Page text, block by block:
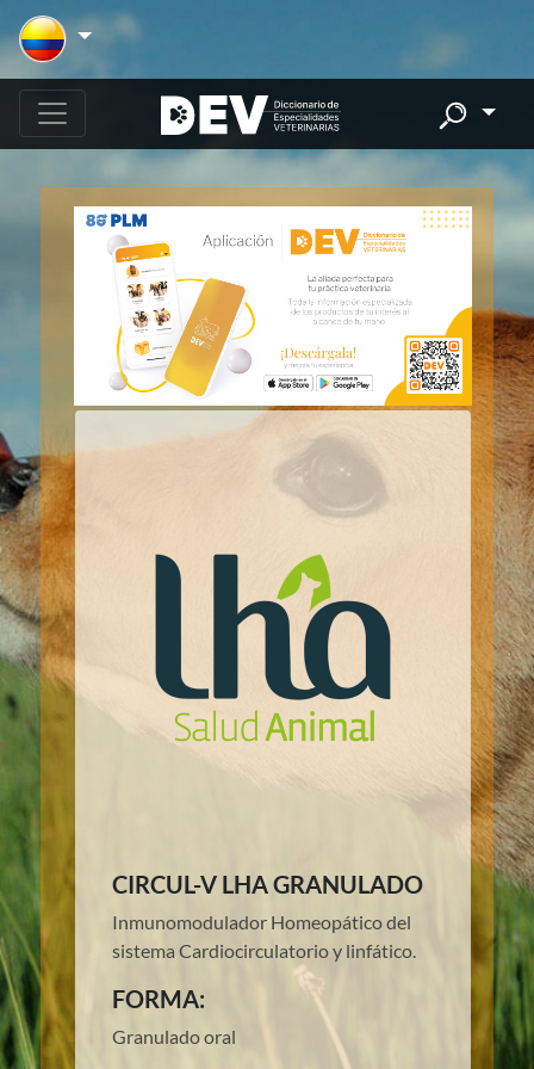
CIRCUL-V LHA GRANULADO
Inmunomodulador Homeopático del
sistema Cardiocirculatorio y linfático.
FORMA:
Granulado oral